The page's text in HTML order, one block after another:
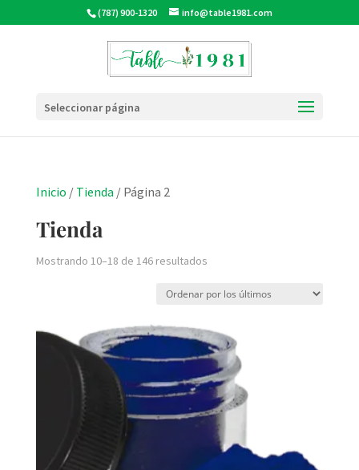
(787) 900-1320 info@table1981.com
Seleccionar página
Inicio / Tienda / Página 2
Tienda
Mostrando 10–18 de 146 resultadosOrdenado
los